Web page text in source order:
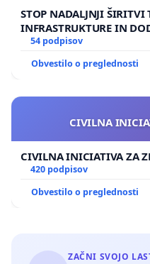
STOP NADALJNJI ŠIRITVI
INFRASTRUKTURE IN
GRADIŠČAKU
54 podpisov
Obvestilo o preglednosti
CIVILNA
CIVILNA INICIATIVA ZA
420 podpisov
Obvestilo o preglednosti
ZAČNI SVOJO